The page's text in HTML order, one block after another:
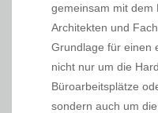
gemeinsam mit dem
Architekten und
Grundlage für einen
nicht nur um die
Büroarbeitsplätze
sondern auch um